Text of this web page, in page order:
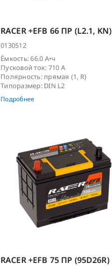
RACER +EFB 66 ПР (L2.1, KN)
0130512
Ёмкость: 66.0 А•ч
Пусковой ток: 710 А
Полярность: прямая (1, R)
Типоразмер: DIN L2
Подробнее
RACER +EFB 75 ПР (95D26R)